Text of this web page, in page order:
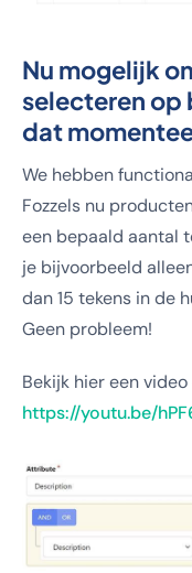
Nu mogelijk
selecteren op
dat
We hebben
Fozzels nu
een bepaald aantal
je bijvoorbeeld
dan 15 tekens in de
Geen probleem!
Bekijk hier een
https://youtu.be/